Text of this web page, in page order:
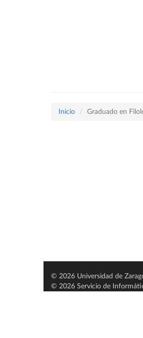
Inicio Graduado en
© 2026 Universidad de
© 2026 Servicio de